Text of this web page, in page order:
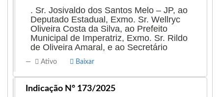
. Sr. Josivaldo dos Santos Melo – JP, ao
Deputado Estadual, Exmo. Sr. Wellryc
Oliveira Costa da Silva, ao Prefeito
Municipal de Imperatriz, Exmo. Sr. Rildo
de Oliveira Amaral, e ao Secretário
Ativo Baixar
Indicação Nº 173/2025